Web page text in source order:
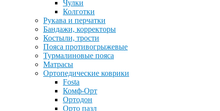
Чулки
Колготки
Рукава и перчатки
Бандажи, корректоры
Костыли, трости
Пояса противогрыжевые
Турмалиновые пояса
Матрасы
Ортопедические коврики
Fosta
Комф-Орт
Ортодон
Орто пазл